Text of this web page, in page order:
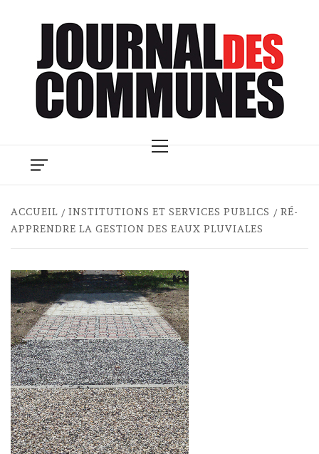
Menu
ACCUEIL INSTITUTIONS ET SERVICES PUBLICS
RÉ-
APPRENDRE LA GESTION DES EAUX PLUVIALES